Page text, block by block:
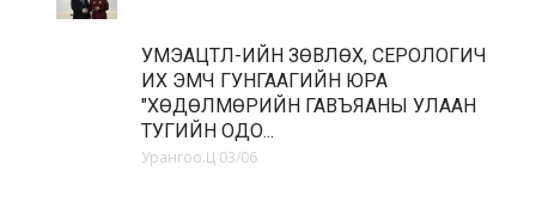
УМЭАЦТЛ-ИЙН ЗӨВЛӨХ, СЕРОЛОГИЧ
ИХ ЭМЧ ГУНГААГИЙН ЮРА
"ХӨДӨЛМӨРИЙН ГАВЪЯАНЫ УЛААН
ТУГИЙН ОДО...
Урангоо.Ц 03/06